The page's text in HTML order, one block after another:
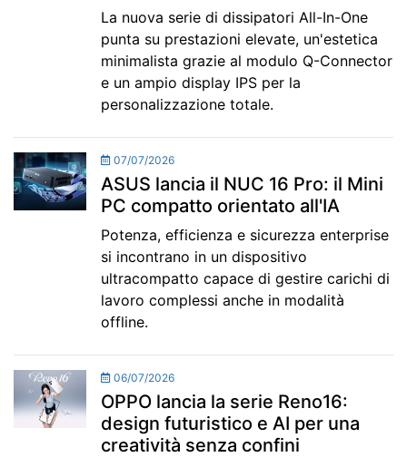
La nuova serie di dissipatori All-In-One
punta su prestazioni elevate, un'estetica
minimalista grazie al modulo Q-Connector
e un ampio display IPS per la
personalizzazione totale.
07/07/2026
ASUS lancia il NUC 16 Pro: il Mini
PC compatto orientato all'IA
Potenza, efficienza e sicurezza enterprise
si incontrano in un dispositivo
ultracompatto capace di gestire carichi di
lavoro complessi anche in modalità
offline.
06/07/2026
OPPO lancia la serie Reno16:
design futuristico e AI per una
creatività senza confini